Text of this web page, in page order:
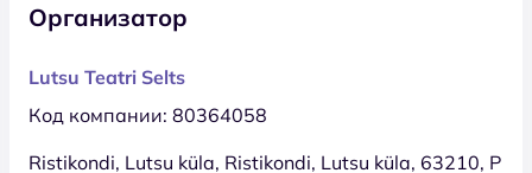
Организатор
Lutsu Teatri Selts
Код компании: 80364058
Ristikondi, Lutsu küla, Ristikondi, Lutsu küla, 63210, P